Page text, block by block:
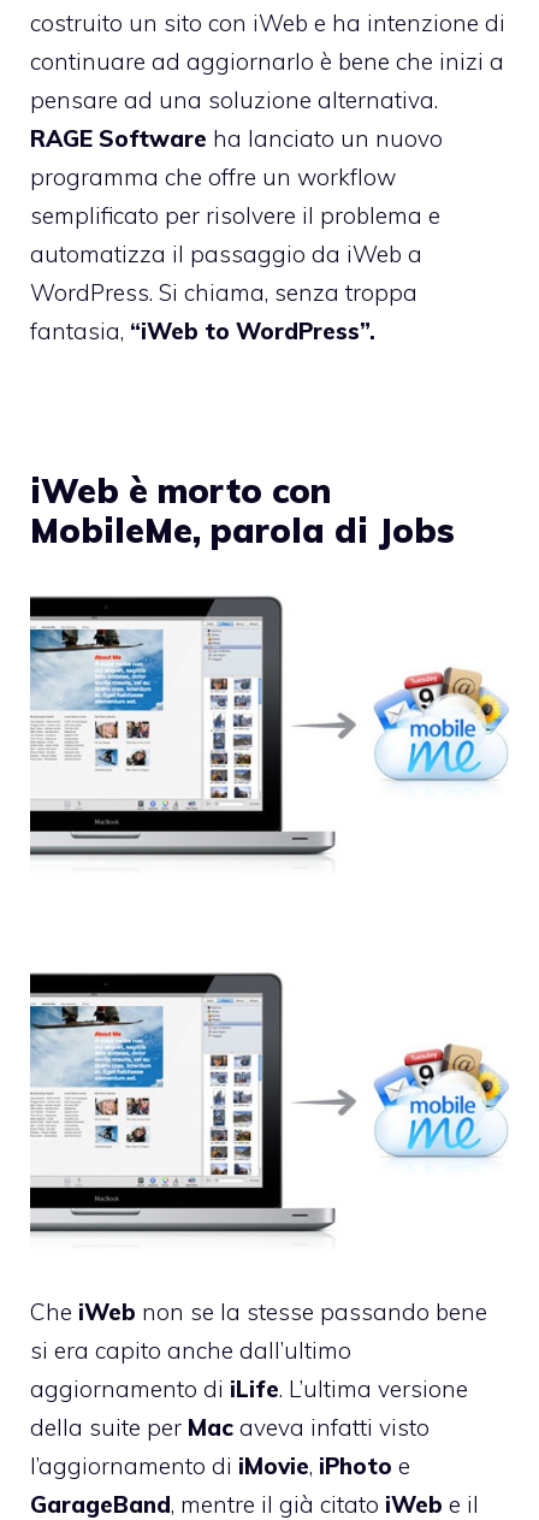
costruito un sito con iWeb e ha intenzione di
continuare ad aggiornarlo è bene che inizi a
pensare ad una soluzione alternativa.
RAGE Software ha lanciato un nuovo
programma che offre un workflow
semplificato per risolvere il problema e
automatizza il passaggio da iWeb a
WordPress. Si chiama, senza troppa
fantasia, “iWeb to WordPress”.
iWeb è morto con
MobileMe, parola di Jobs
Che iWeb non se la stesse passando bene
si era capito anche dall’ultimo
aggiornamento di iLife. L’ultima versione
della suite per Mac aveva infatti visto
l’aggiornamento di iMovie, iPhoto e
GarageBand, mentre il già citato iWeb e il